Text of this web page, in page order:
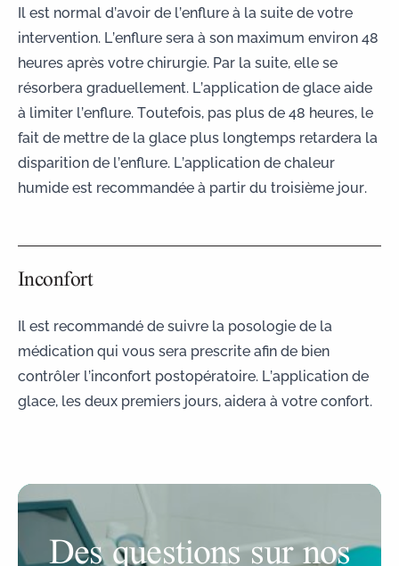
Il est normal d’avoir de l’enflure à la suite de votre
intervention. L’enflure sera à son maximum environ 48
heures après votre chirurgie. Par la suite, elle se
résorbera graduellement. L’application de glace aide
à limiter l’enflure. Toutefois, pas plus de 48 heures, le
fait de mettre de la glace plus longtemps retardera la
disparition de l’enflure. L’application de chaleur
humide est recommandée à partir du troisième jour.
Inconfort
Il est recommandé de suivre la posologie de la
médication qui vous sera prescrite afin de bien
contrôler l’inconfort postopératoire. L’application de
glace, les deux premiers jours, aidera à votre confort.